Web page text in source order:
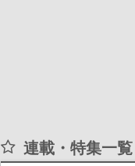
連載・特集一覧